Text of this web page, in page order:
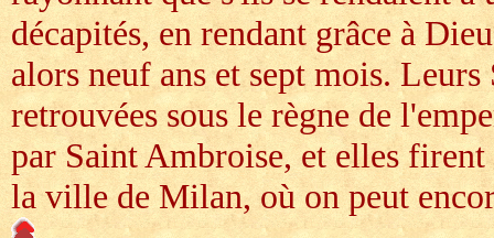
décapités, en rendant grâce à
alors neuf ans et sept mois.
retrouvées sous le règne de
par Saint Ambroise, et elles firent
la ville de Milan, où on peut